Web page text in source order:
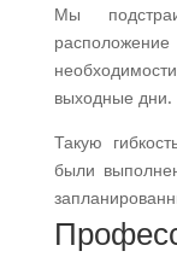
Мы
выходные дни.
Такую
были